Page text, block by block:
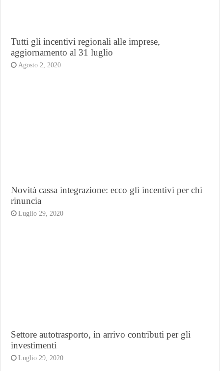
Tutti gli incentivi regionali alle imprese,
aggiornamento al 31 luglio
Agosto 2, 2020
Novità cassa integrazione: ecco gli incentivi per chi
rinuncia
Luglio 29, 2020
Settore autotrasporto, in arrivo contributi per gli
investimenti
Luglio 29, 2020